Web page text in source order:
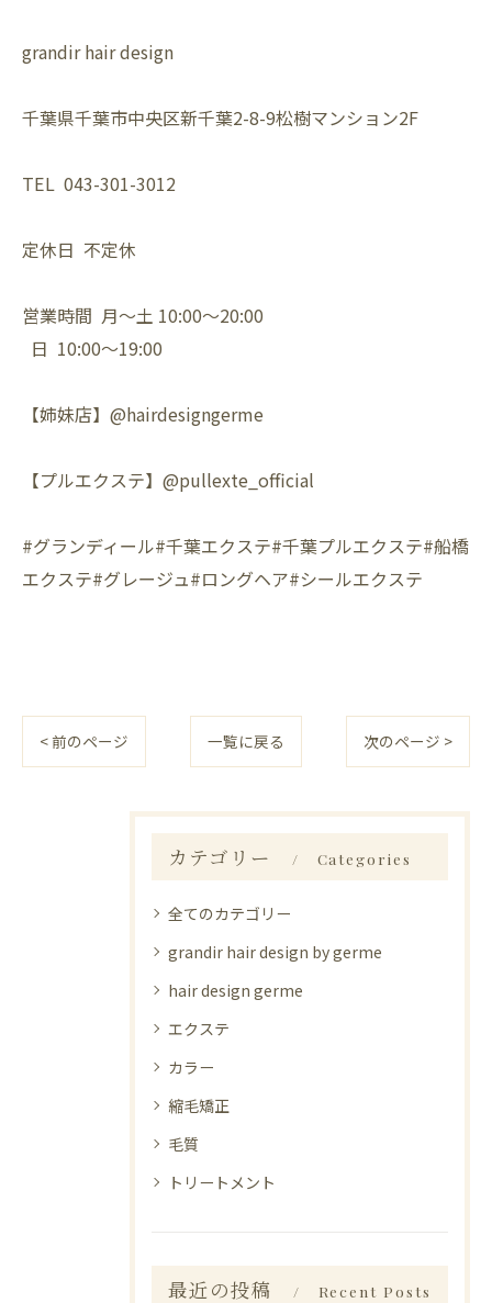
grandir hair design
千葉県千葉市中央区新千葉2-8-9松樹マンション2F
TEL 043-301-3012
定休日 不定休
営業時間 月〜土 10:00〜20:00
日 10:00〜19:00
【姉妹店】@hairdesigngerme
【プルエクステ】@pullexte_official
#グランディール#千葉エクステ#千葉プルエクステ#船橋
エクステ#グレージュ#ロングヘア#シールエクステ
< 前のページ 一覧に戻る 次のページ >
カテゴリー Categories
全てのカテゴリー
grandir hair design by germe
hair design germe
エクステ
カラー
縮毛矯正
毛質
トリートメント
最近の投稿 Recent Posts